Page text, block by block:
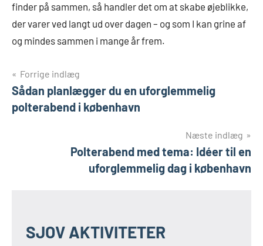
finder på sammen, så handler det om at skabe øjeblikke,
der varer ved langt ud over dagen – og som I kan grine af
og mindes sammen i mange år frem.
Indlægsnavigation
Forrige indlæg
Sådan planlægger du en uforglemmelig
polterabend i københavn
Næste indlæg
Polterabend med tema: Idéer til en
uforglemmelig dag i københavn
SJOV AKTIVITETER